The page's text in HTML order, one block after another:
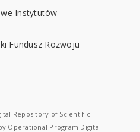
Repository of Scientific
Operational Program Digital